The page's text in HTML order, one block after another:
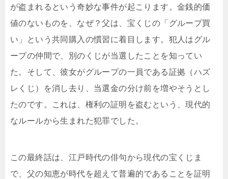
が盗まれるという奇妙な事件が起こります。金銭的価
値のないものを、なぜ？父は、宝くじの「グループ買
い」という共同購入の慣習に着目します。犯人はグル
ープの仲間で、別のくじが当選したことを知ってい
た。そして、彼女がグループの一員である証拠（ハズ
レくじ）を消し去り、当選金の分け前を増やそうとし
たのです。これは、権利の証明を盗むという、現代的
なルールから生まれた犯罪でした。
この最終話は、江戸時代の俳句から現代の宝くじま
で、父の知恵が時代を超えて普遍的であることを証明